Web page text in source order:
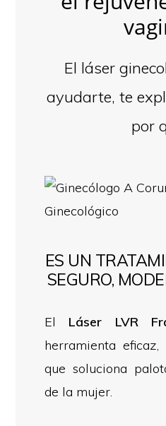
El láser
ayudarte, te
por
ES UN
SEGURO,
El Láser LVR
herramienta
que soluciona
de la mujer.